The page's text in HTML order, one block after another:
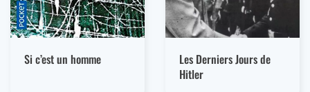
Si c’est un homme
Les Derniers Jours de
Hitler